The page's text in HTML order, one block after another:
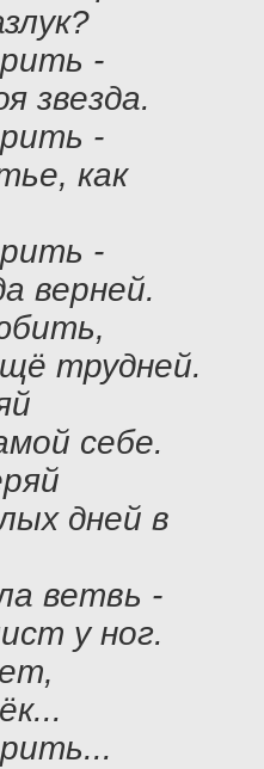
-
звезда.
-
как
-
верней.
трудней.
себе.
дней в
ветвь -
у ног.